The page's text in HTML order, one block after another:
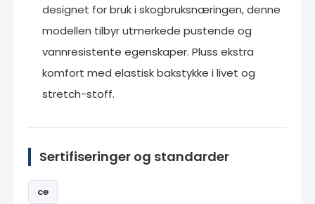
designet for bruk i skogbruksnæringen, denne
modellen tilbyr utmerkede pustende og
vannresistente egenskaper. Pluss ekstra
komfort med elastisk bakstykke i livet og
stretch-stoff.
Sertifiseringer og standarder
ce